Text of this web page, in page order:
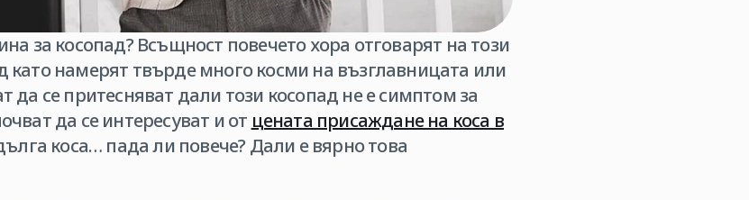
за косопад? Всъщност повечето хора отговарят на този
като намерят твърде много косми на възглавницата или
да се притесняват дали този косопад не е симптом за
да се интересуват и от цената присаждане на коса в
коса… пада ли повече? Дали е вярно това